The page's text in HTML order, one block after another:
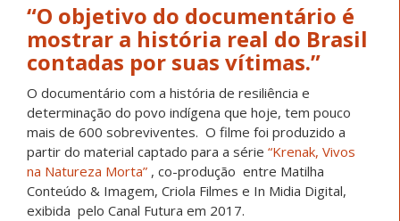
“O objetivo do documentário é
mostrar a história real do Brasil
contadas por suas vítimas.”
O documentário com a história de resiliência e
determinação do povo indígena que hoje, tem pouco
mais de 600 sobreviventes. O filme foi produzido a
partir do material captado para a série “Krenak, Vivos
na Natureza Morta” , co-produção entre Matilha
Conteúdo & Imagem, Criola Filmes e In Midia Digital,
exibida pelo Canal Futura em 2017.